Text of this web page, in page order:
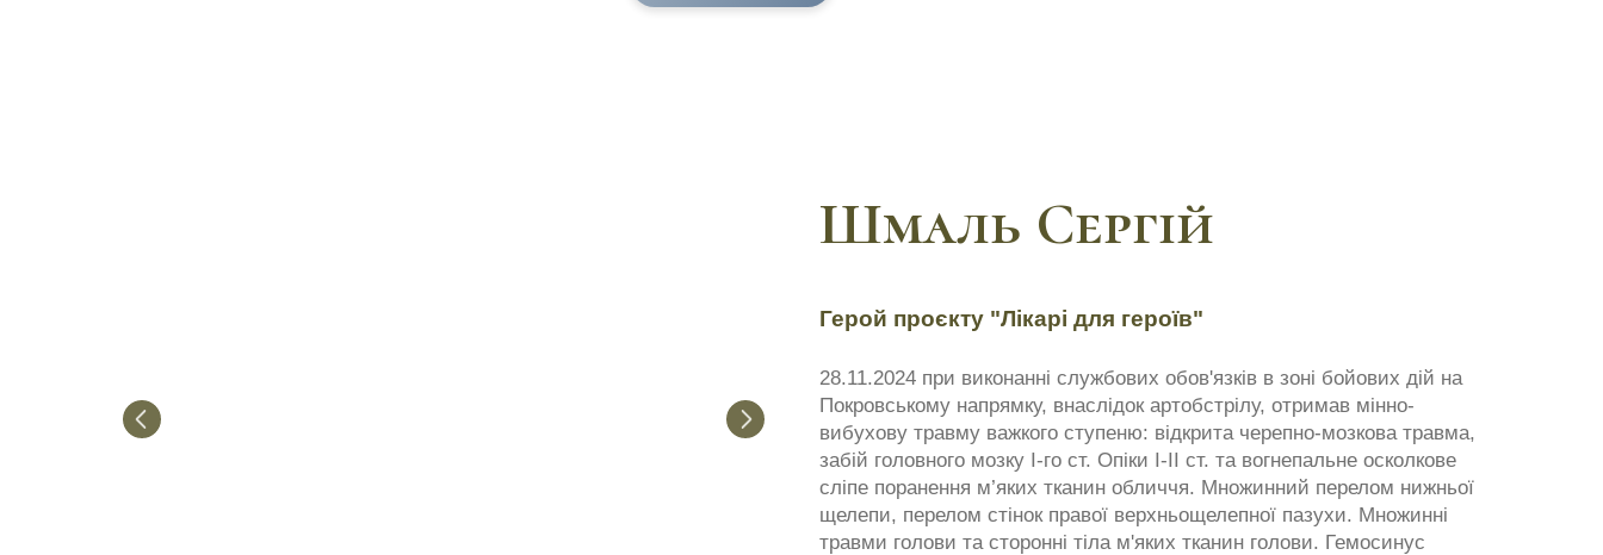
Шмаль Сергій
Герой проєкту "Лікарі для героїв"
28.11.2024 при виконанні службових обов'язків в зоні бойових дій на
Покровському напрямку, внаслідок артобстрілу, отримав мінно-
вибухову травму важкого ступеню: відкрита черепно-мозкова травма,
забій головного мозку І-го ст. Опіки І-ІІ ст. та вогнепальне осколкове
сліпе поранення м’яких тканин обличчя. Множинний перелом нижньої
щелепи, перелом стінок правої верхньощелепної пазухи. Множинні
травми голови та сторонні тіла м'яких тканин голови. Гемосинус